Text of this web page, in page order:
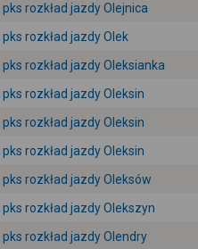
pks rozkład jazdy Olejnica
pks rozkład jazdy Olek
pks rozkład jazdy Oleksianka
pks rozkład jazdy Oleksin
pks rozkład jazdy Oleksin
pks rozkład jazdy Oleksin
pks rozkład jazdy Oleksów
pks rozkład jazdy Olekszyn
pks rozkład jazdy Olendry